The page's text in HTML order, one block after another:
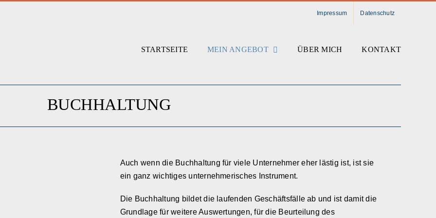
Impressum Datenschutz
STARTSEITE MEIN ANGEBOT ÜBER MICH KONTAKT
BUCHHALTUNG
Auch wenn die Buchhaltung für viele Unternehmer eher lästig ist, ist sie
ein ganz wichtiges unternehmerisches Instrument.
Die Buchhaltung bildet die laufenden Geschäftsfälle ab und ist damit die
Grundlage für weitere Auswertungen, für die Beurteilung des